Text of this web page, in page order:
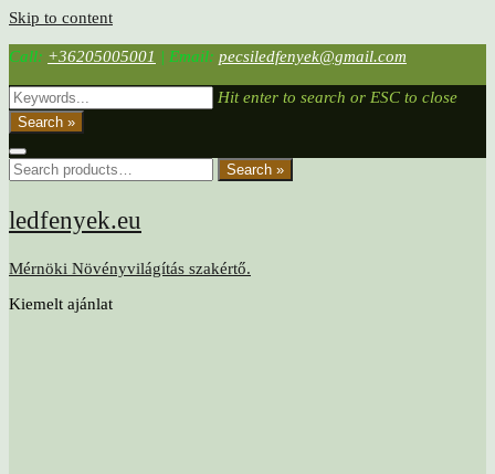
Skip to content
Call: +36205005001 | Email: pecsiledfenyek@gmail.com
Hit enter to search or ESC to close
Search »
Search »
ledfenyek.eu
Mérnöki Növényvilágítás szakértő.
Kiemelt ajánlat